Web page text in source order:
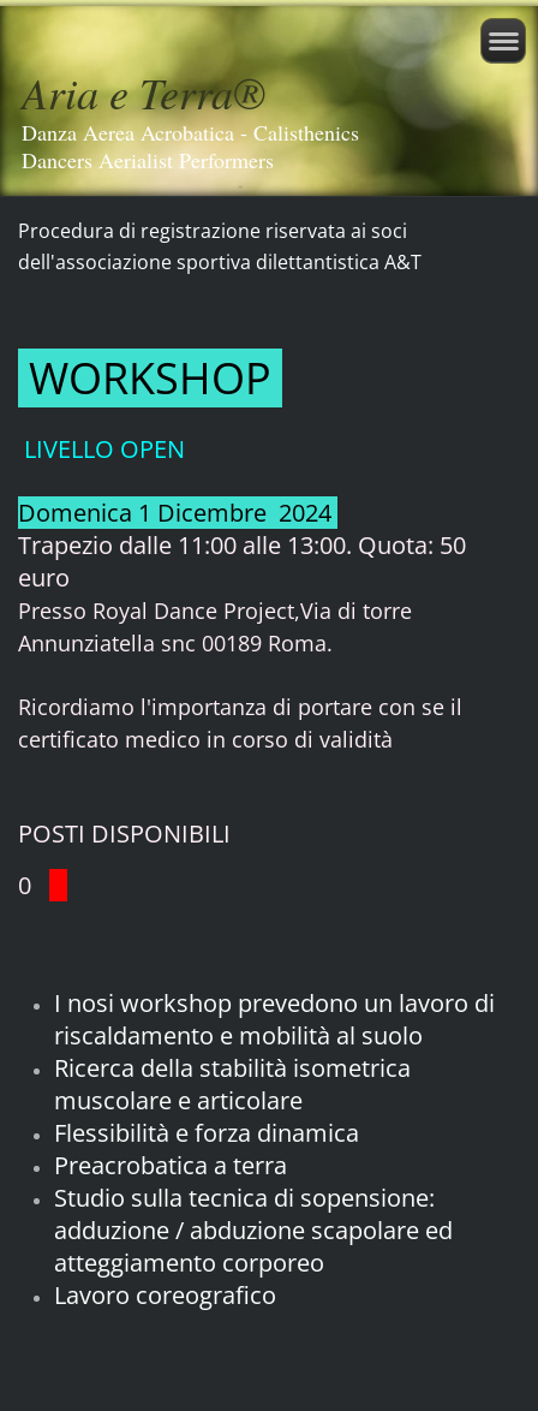
Aria e Terra®️
Danza Aerea Acrobatica - Calisthenics
Dancers Aerialist Performers
Procedura di registrazione riservata ai soci
dell'associazione sportiva dilettantistica A&T
WORKSHOP
LIVELLO OPEN
Domenica 1 Dicembre 2024
Trapezio dalle 11:00 alle 13:00. Quota: 50
euro
Presso Royal Dance Project,Via di torre
Annunziatella snc 00189 Roma.
Ricordiamo l'importanza di portare con se il
certificato medico in corso di validità
POSTI DISPONIBILI
0
I nosi workshop prevedono un lavoro di
riscaldamento e mobilità al suolo
Ricerca della stabilità isometrica
muscolare e articolare
Flessibilità e forza dinamica
Preacrobatica a terra
Studio sulla tecnica di sopensione:
adduzione / abduzione scapolare ed
atteggiamento corporeo
Lavoro coreografico